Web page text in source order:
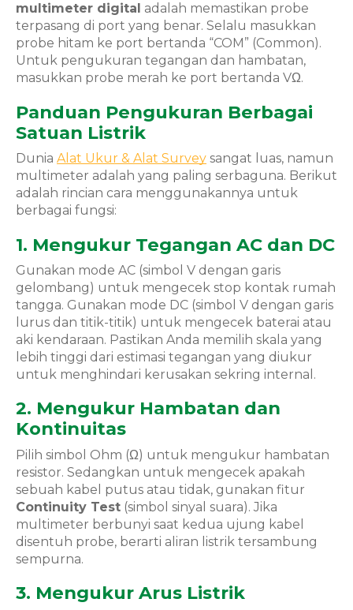
multimeter digital adalah memastikan probe
terpasang di port yang benar. Selalu masukkan
probe hitam ke port bertanda “COM” (Common).
Untuk pengukuran tegangan dan hambatan,
masukkan probe merah ke port bertanda VΩ.
Panduan Pengukuran Berbagai
Satuan Listrik
Dunia Alat Ukur & Alat Survey sangat luas, namun
multimeter adalah yang paling serbaguna. Berikut
adalah rincian cara menggunakannya untuk
berbagai fungsi:
1. Mengukur Tegangan AC dan DC
Gunakan mode AC (simbol V dengan garis
gelombang) untuk mengecek stop kontak rumah
tangga. Gunakan mode DC (simbol V dengan garis
lurus dan titik-titik) untuk mengecek baterai atau
aki kendaraan. Pastikan Anda memilih skala yang
lebih tinggi dari estimasi tegangan yang diukur
untuk menghindari kerusakan sekring internal.
2. Mengukur Hambatan dan
Kontinuitas
Pilih simbol Ohm (Ω) untuk mengukur hambatan
resistor. Sedangkan untuk mengecek apakah
sebuah kabel putus atau tidak, gunakan fitur
Continuity Test (simbol sinyal suara). Jika
multimeter berbunyi saat kedua ujung kabel
disentuh probe, berarti aliran listrik tersambung
sempurna.
3. Mengukur Arus Listrik